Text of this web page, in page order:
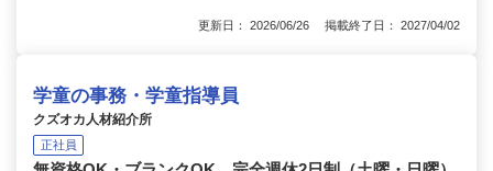
更新日： 2026/06/26 掲載終了日： 2027/04/02
学童の事務・学童指導員
クズオカ人材紹介所
正社員